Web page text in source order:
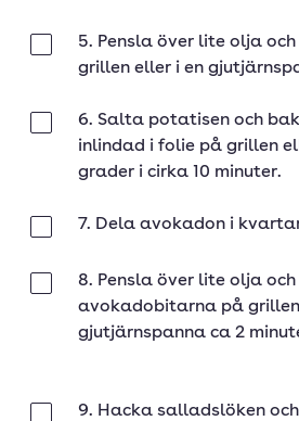
5. Pensla över lite olja
grillen eller i en
6. Salta potatisen och
inlindad i folie på grillen
grader i cirka 10 minuter.
7. Dela avokadon i
8. Pensla över lite olja
avokadobitarna på
gjutjärnspanna ca 2
9. Hacka salladslöken